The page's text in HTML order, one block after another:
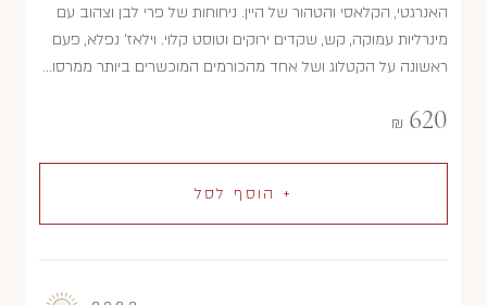
האנרגטי, הקלאסי והטהור של היין. ניחוחות של פרי לבן וצהוב עם
מינרליות עמוקה, קש, שקדים ירוקים וטוסט קלוי. וילאז' נפלא, פעם
ראשונה על הקטלוג ושל אחד מהכורמים המוכשרים ביותר ממרסו...
620
₪
+ הוסף לסל